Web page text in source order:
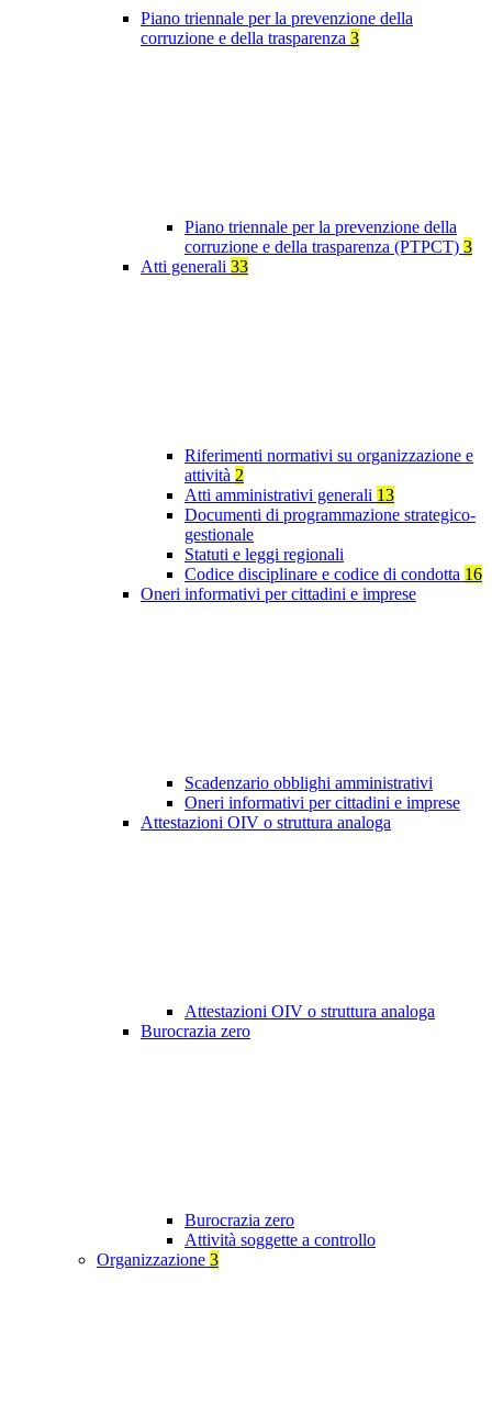
Piano triennale per la prevenzione della
corruzione e della trasparenza 3
Piano triennale per la prevenzione della
corruzione e della trasparenza (PTPCT) 3
Atti generali 33
Riferimenti normativi su organizzazione e
attività 2
Atti amministrativi generali 13
Documenti di programmazione strategico-
gestionale
Statuti e leggi regionali
Codice disciplinare e codice di condotta 16
Oneri informativi per cittadini e imprese
Scadenzario obblighi amministrativi
Oneri informativi per cittadini e imprese
Attestazioni OIV o struttura analoga
Attestazioni OIV o struttura analoga
Burocrazia zero
Burocrazia zero
Attività soggette a controllo
Organizzazione 3